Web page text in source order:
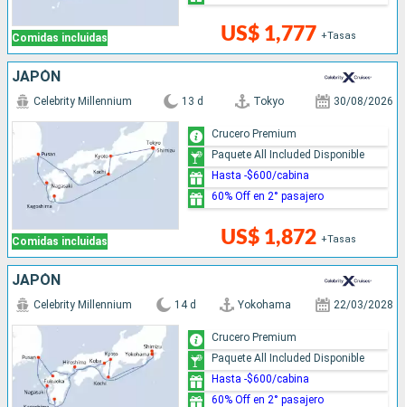
Comidas incluidas US$ 1,777 +Tasas
JAPÓN
Comidas incluidas
Celebrity Millennium 13 d Tokyo 30/08/2026
US$ 1,872 +Tasas
Crucero Premium
Paquete All Included Disponible
Hasta -$600/cabina
60% Off en 2° pasajero
JAPÓN
Celebrity Millennium 14 d Yokohama 22/03/2028
Crucero Premium
Paquete All Included Disponible
Hasta -$600/cabina
60% Off en 2° pasajero